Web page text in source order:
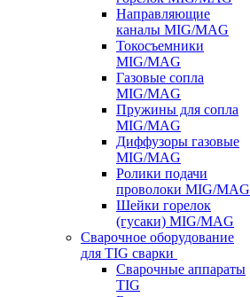
Направляющие
каналы MIG/MAG
Токосъемники
MIG/MAG
Газовые сопла
MIG/MAG
Пружины для сопла
MIG/MAG
Диффузоры газовые
MIG/MAG
Ролики подачи
проволоки MIG/MAG
Шейки горелок
(гусаки) MIG/MAG
Сварочное оборудование
для TIG сварки
Сварочные аппараты
TIG